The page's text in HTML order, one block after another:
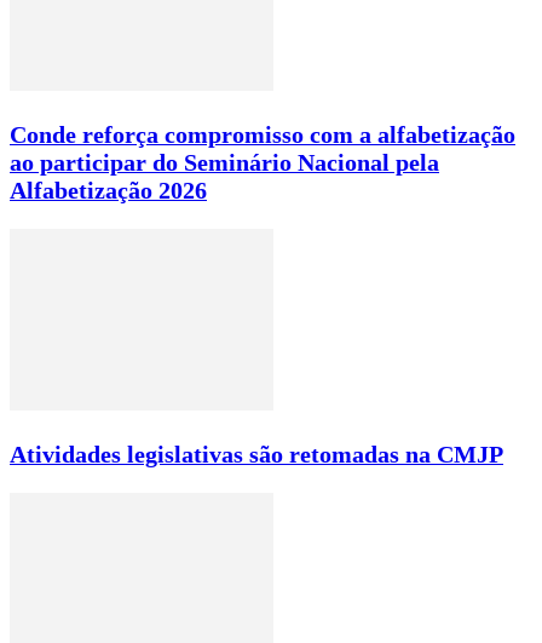
Conde reforça compromisso com a alfabetização
ao participar do Seminário Nacional pela
Alfabetização 2026
Atividades legislativas são retomadas na CMJP